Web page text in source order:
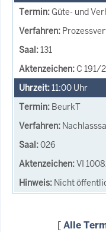
Güte- und
131
C 191/
11:00 Uhr
BeurkT
026
VI
Nicht
[Alle